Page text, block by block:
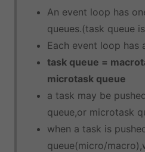
An event loop has
queues.(task queue
Each event loop has
task queue =
microtask queue
a task may be
queue,or microtask
when a task is
queue(micro/